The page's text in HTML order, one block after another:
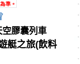
準。
空膠囊列車
艇之旅(飲料